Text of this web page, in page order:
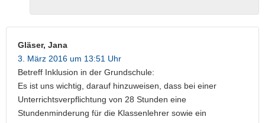
Gläser, Jana
3. März 2016 um 13:51 Uhr
Betreff Inklusion in der Grundschule:
Es ist uns wichtig, darauf hinzuweisen, dass bei einer
Unterrichtsverpflichtung von 28 Stunden eine
Stundenminderung für die Klassenlehrer sowie ein